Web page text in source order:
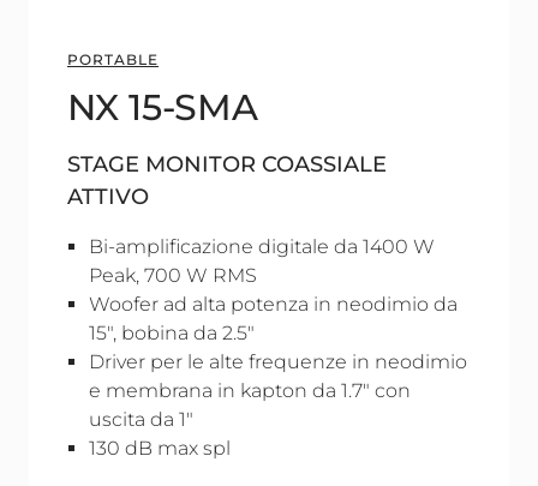
PORTABLE
NX 15-SMA
STAGE MONITOR COASSIALE
ATTIVO
Bi-amplificazione digitale da 1400 W
Peak, 700 W RMS
Woofer ad alta potenza in neodimio da
15", bobina da 2.5"
Driver per le alte frequenze in neodimio
e membrana in kapton da 1.7" con
uscita da 1"
130 dB max spl